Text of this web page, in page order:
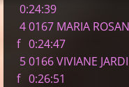
0:24:39
4 0167 MARIA
f 0:24:47
5 0166
f 0:26:51